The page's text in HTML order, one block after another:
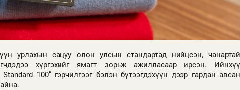
урлахын сацуу олон улсын стандартад нийцсэн, чанартай
хүргэхийг ямагт зорьж ажилласаар ирсэн. Ийнхүү
100” гэрчилгээг бэлэн бүтээгдэхүүн дээр гардан авсан